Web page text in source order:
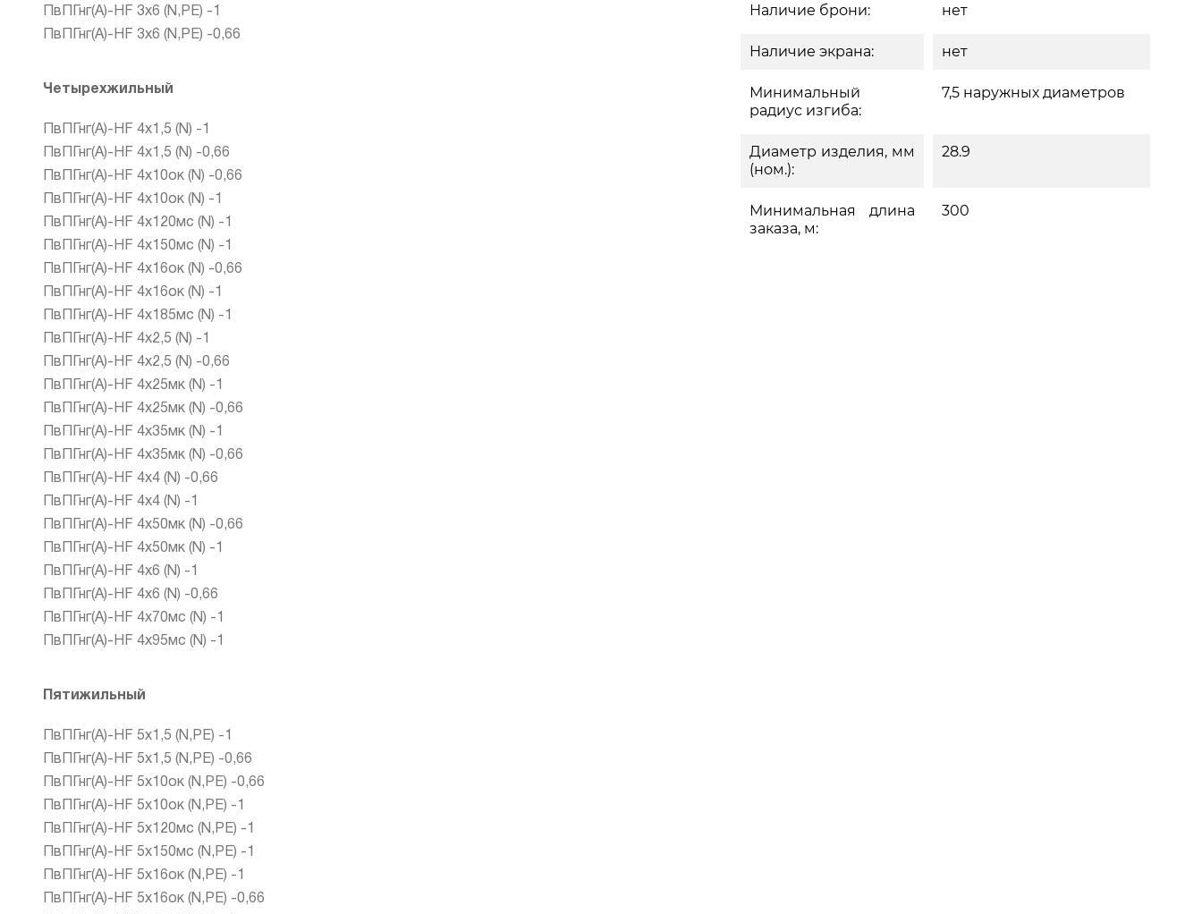
ПвПГнг(А)-HF 3х6 (N,PE) -1
ПвПГнг(А)-HF 3х6 (N,PE) -0,66
Четырехжильный
ПвПГнг(А)-HF 4х1,5 (N) -1
ПвПГнг(А)-HF 4х1,5 (N) -0,66
ПвПГнг(А)-HF 4х10ок (N) -0,66
ПвПГнг(А)-HF 4х10ок (N) -1
ПвПГнг(А)-HF 4х120мс (N) -1
ПвПГнг(А)-HF 4х150мс (N) -1
ПвПГнг(А)-HF 4х16ок (N) -0,66
ПвПГнг(А)-HF 4х16ок (N) -1
ПвПГнг(А)-HF 4х185мс (N) -1
ПвПГнг(А)-HF 4х2,5 (N) -1
ПвПГнг(А)-HF 4х2,5 (N) -0,66
ПвПГнг(А)-HF 4х25мк (N) -1
ПвПГнг(А)-HF 4х25мк (N) -0,66
ПвПГнг(А)-HF 4х35мк (N) -1
ПвПГнг(А)-HF 4х35мк (N) -0,66
ПвПГнг(А)-HF 4х4 (N) -0,66
ПвПГнг(А)-HF 4х4 (N) -1
ПвПГнг(А)-HF 4х50мк (N) -0,66
ПвПГнг(А)-HF 4х50мк (N) -1
ПвПГнг(А)-HF 4х6 (N) -1
ПвПГнг(А)-HF 4х6 (N) -0,66
ПвПГнг(А)-HF 4х70мс (N) -1
ПвПГнг(А)-HF 4х95мс (N) -1
Пятижильный
ПвПГнг(А)-HF 5х1,5 (N,PE) -1
ПвПГнг(А)-HF 5х1,5 (N,PE) -0,66
ПвПГнг(А)-HF 5х10ок (N,PE) -0,66
ПвПГнг(А)-HF 5х10ок (N,PE) -1
ПвПГнг(А)-HF 5х120мс (N,PE) -1
ПвПГнг(А)-HF 5х150мс (N,PE) -1
ПвПГнг(А)-HF 5х16ок (N,PE) -1
ПвПГнг(А)-HF 5х16ок (N,PE) -0,66
Наличие брони: нет
Наличие экрана: нет
Минимальный
радиус изгиба:
7,5 наружных диаметров
Диаметр изделия, мм
(ном.):
28.9
Минимальная длина
заказа, м:
300